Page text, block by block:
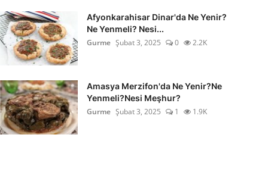
Afyonkarahisar Dinar'da Ne Yenir?
Ne Yenmeli? Nesi...
Gurme Şubat 3, 2025 0 2.2K
Amasya Merzifon'da Ne Yenir?Ne
Yenmeli?Nesi Meşhur?
Gurme Şubat 3, 2025 1 1.9K